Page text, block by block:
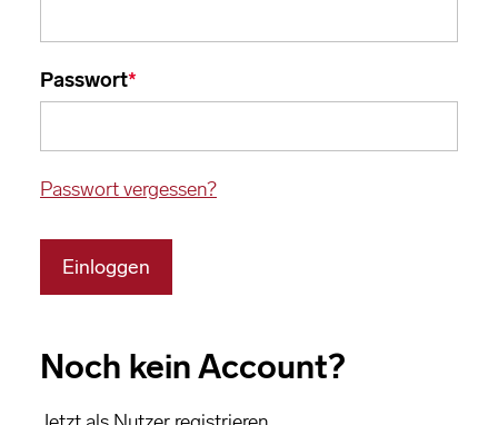
Passwort
Passwort vergessen?
Einloggen
Noch kein Account?